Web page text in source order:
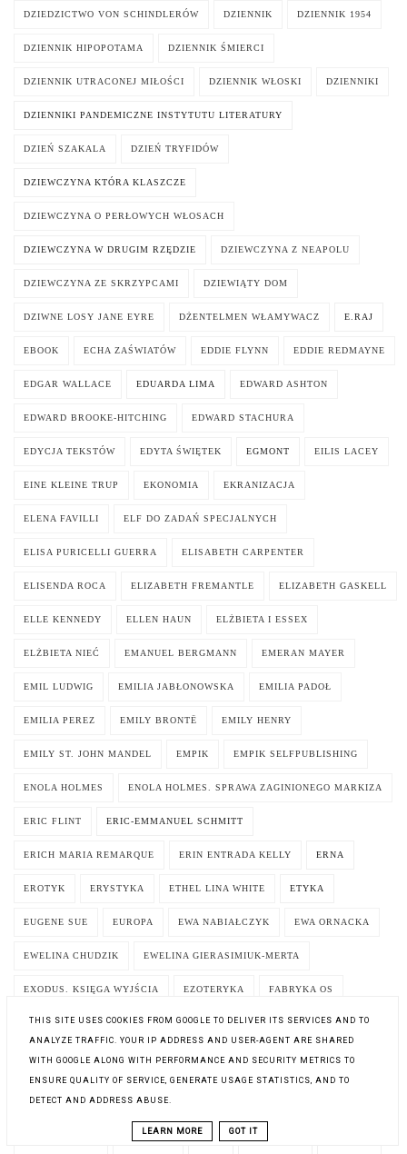
DZIEDZICTWO VON SCHINDLERÓW DZIENNIK DZIENNIK 1954
DZIENNIK HIPOPOTAMA DZIENNIK ŚMIERCI
DZIENNIK UTRACONEJ MIŁOŚCI DZIENNIK WŁOSKI DZIENNIKI
DZIENNIKI PANDEMICZNE INSTYTUTU LITERATURY
DZIEŃ SZAKALA DZIEŃ TRYFIDÓW
DZIEWCZYNA KTÓRA KLASZCZE
DZIEWCZYNA O PERŁOWYCH WŁOSACH
DZIEWCZYNA W DRUGIM RZĘDZIE DZIEWCZYNA Z NEAPOLU
DZIEWCZYNA ZE SKRZYPCAMI DZIEWIĄTY DOM
DZIWNE LOSY JANE EYRE DŻENTELMEN WŁAMYWACZ E.RAJ
EBOOK ECHA ZAŚWIATÓW EDDIE FLYNN EDDIE REDMAYNE
EDGAR WALLACE EDUARDA LIMA EDWARD ASHTON
EDWARD BROOKE-HITCHING EDWARD STACHURA
EDYCJA TEKSTÓW EDYTA ŚWIĘTEK EGMONT EILIS LACEY
EINE KLEINE TRUP EKONOMIA EKRANIZACJA
ELENA FAVILLI ELF DO ZADAŃ SPECJALNYCH
ELISA PURICELLI GUERRA ELISABETH CARPENTER
ELISENDA ROCA ELIZABETH FREMANTLE ELIZABETH GASKELL
ELLE KENNEDY ELLEN HAUN ELŻBIETA I ESSEX
ELŻBIETA NIEĆ EMANUEL BERGMANN EMERAN MAYER
EMIL LUDWIG EMILIA JABŁONOWSKA EMILIA PADOŁ
EMILIA PEREZ EMILY BRONTË EMILY HENRY
EMILY ST. JOHN MANDEL EMPIK EMPIK SELFPUBLISHING
ENOLA HOLMES ENOLA HOLMES. SPRAWA ZAGINIONEGO MARKIZA
ERIC FLINT ERIC-EMMANUEL SCHMITT
ERICH MARIA REMARQUE ERIN ENTRADA KELLY ERNA
EROTYK ERYSTYKA ETHEL LINA WHITE ETYKA
EUGENE SUE EUROPA EWA NABIAŁCZYK EWA ORNACKA
EWELINA CHUDZIK EWELINA GIERASIMIUK-MERTA
EXODUS. KSIĘGA WYJŚCIA EZOTERYKA FABRYKA OS
FAHRENHEIT 451 FAKING IT FANNIE FLAGG
FANTASTYCZNE OPOWIEŚCI WIGILIJNE FANTASTYKA FANTASY
FELUŚ I GUCIO WIEDZĄ JAK SIĘ ZACHOWAĆ
THIS SITE USES COOKIES FROM GOOGLE TO DELIVER ITS SERVICES AND TO
ANALYZE TRAFFIC. YOUR IP ADDRESS AND USER-AGENT ARE SHARED
WITH GOOGLE ALONG WITH PERFORMANCE AND SECURITY METRICS TO
ENSURE QUALITY OF SERVICE, GENERATE USAGE STATISTICS, AND TO
DETECT AND ADDRESS ABUSE.
LEARN MORE GOT IT